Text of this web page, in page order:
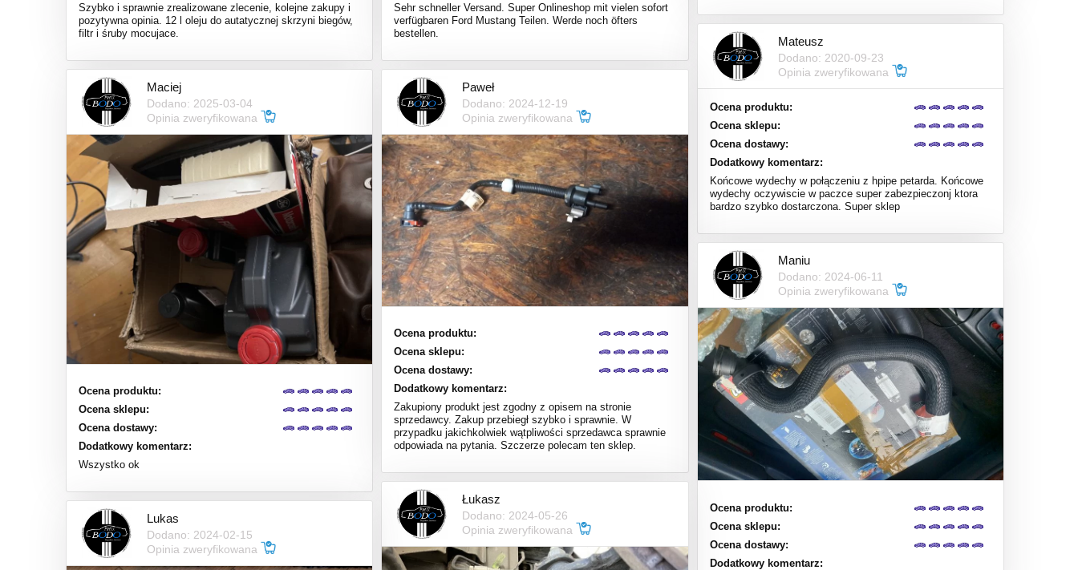
Szybko i sprawnie zrealizowane zlecenie, kolejne zakupy i
pozytywna opinia. 12 l oleju do autatycznej skrzyni biegów,
filtr i śruby mocujace.
Sehr schneller Versand. Super Onlineshop mit vielen sofort
verfügbaren Ford Mustang Teilen. Werde noch öfters
bestellen.
Mateusz
Dodano: 2020-09-23
Opinia zweryfikowana
Ocena produktu:
Ocena sklepu:
Ocena dostawy:
Dodatkowy komentarz:
Końcowe wydechy w połączeniu z hpipe petarda. Końcowe
wydechy oczywiscie w paczce super zabezpieczonj ktora
bardzo szybko dostarczona. Super sklep
Maciej
Dodano: 2025-03-04
Opinia zweryfikowana
Ocena produktu:
Ocena sklepu:
Ocena dostawy:
Dodatkowy komentarz:
Wszystko ok
Paweł
Dodano: 2024-12-19
Opinia zweryfikowana
Ocena produktu:
Ocena sklepu:
Ocena dostawy:
Dodatkowy komentarz:
Zakupiony produkt jest zgodny z opisem na stronie
sprzedawcy. Zakup przebiegł szybko i sprawnie. W
przypadku jakichkolwiek wątpliwości sprzedawca sprawnie
odpowiada na pytania. Szczerze polecam ten sklep.
Maniu
Dodano: 2024-06-11
Opinia zweryfikowana
Ocena produktu:
Ocena sklepu:
Ocena dostawy:
Dodatkowy komentarz:
Łukasz
Dodano: 2024-05-26
Opinia zweryfikowana
Lukas
Dodano: 2024-02-15
Opinia zweryfikowana